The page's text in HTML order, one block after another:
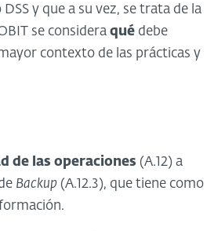
y que a su vez, se trata de la
se considera qué debe
contexto de las prácticas y
de las operaciones (A.12) a
Backup (A.12.3), que tiene como